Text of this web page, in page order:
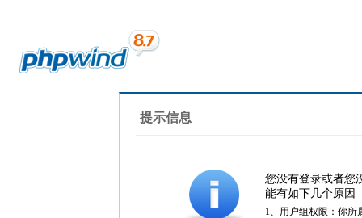
提示信息
您没有登录或者您
能有如下几个原因
1、用户组权限：你所